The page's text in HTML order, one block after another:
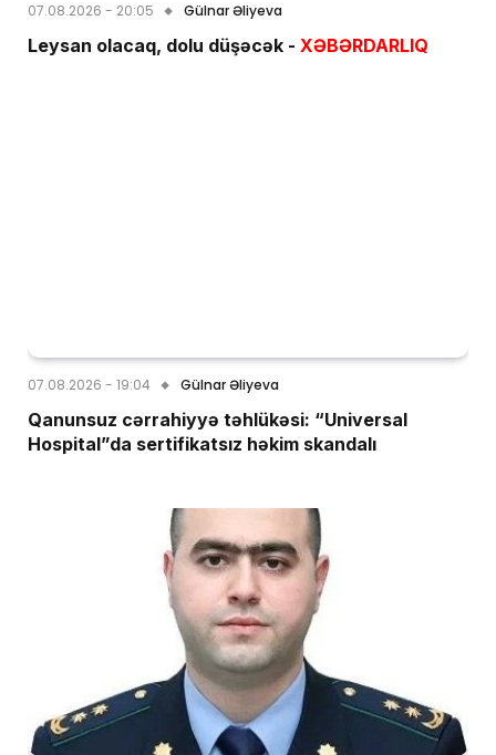
07.08.2026 - 20:05 Gülnar Əliyeva
Leysan olacaq, dolu düşəcək - XƏBƏRDARLIQ
07.08.2026 - 19:04 Gülnar Əliyeva
Qanunsuz cərrahiyyə təhlükəsi: “Universal
Hospital”da sertifikatsız həkim skandalı